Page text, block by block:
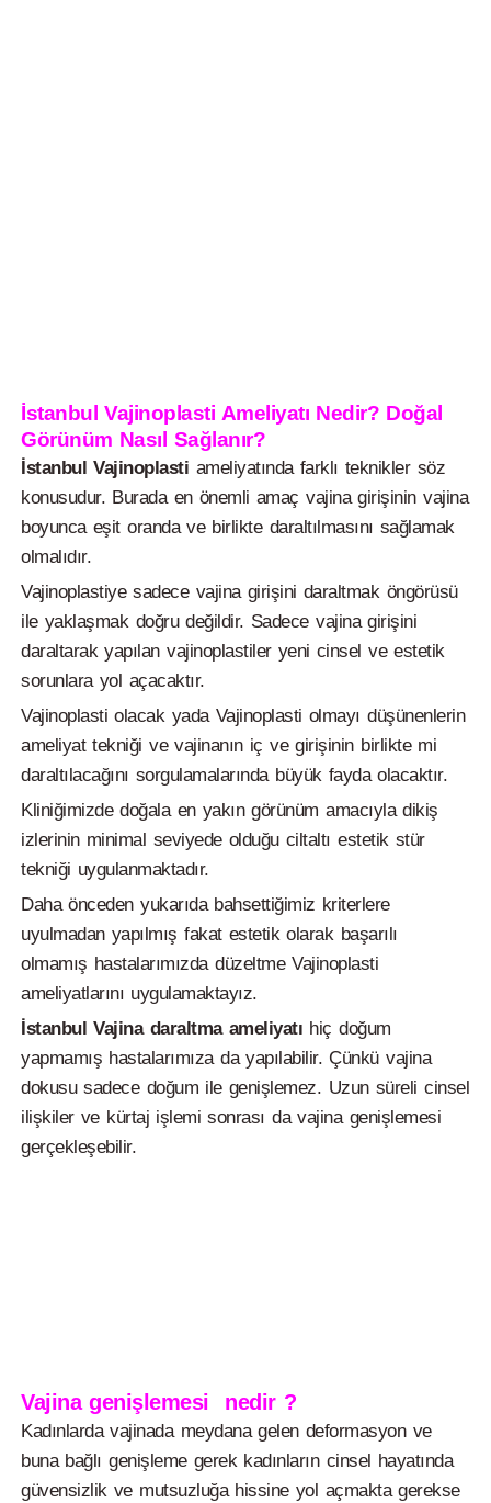
İstanbul Vajinoplasti Ameliyatı Nedir? Doğal
Görünüm Nasıl Sağlanır?
İstanbul Vajinoplasti ameliyatında farklı teknikler söz
konusudur. Burada en önemli amaç vajina girişinin vajina
boyunca eşit oranda ve birlikte daraltılmasını sağlamak
olmalıdır.
Vajinoplastiye sadece vajina girişini daraltmak öngörüsü
ile yaklaşmak doğru değildir. Sadece vajina girişini
daraltarak yapılan vajinoplastiler yeni cinsel ve estetik
sorunlara yol açacaktır.
Vajinoplasti olacak yada Vajinoplasti olmayı düşünenlerin
ameliyat tekniği ve vajinanın iç ve girişinin birlikte mi
daraltılacağını sorgulamalarında büyük fayda olacaktır.
Kliniğimizde doğala en yakın görünüm amacıyla dikiş
izlerinin minimal seviyede olduğu ciltaltı estetik stür
tekniği uygulanmaktadır.
Daha önceden yukarıda bahsettiğimiz kriterlere
uyulmadan yapılmış fakat estetik olarak başarılı
olmamış hastalarımızda düzeltme Vajinoplasti
ameliyatlarını uygulamaktayız.
İstanbul Vajina daraltma ameliyatı hiç doğum
yapmamış hastalarımıza da yapılabilir. Çünkü vajina
dokusu sadece doğum ile genişlemez. Uzun süreli cinsel
ilişkiler ve kürtaj işlemi sonrası da vajina genişlemesi
gerçekleşebilir.
Vajina genişlemesi nedir ?
Kadınlarda vajinada meydana gelen deformasyon ve
buna bağlı genişleme gerek kadınların cinsel hayatında
güvensizlik ve mutsuzluğa hissine yol açmakta gerekse